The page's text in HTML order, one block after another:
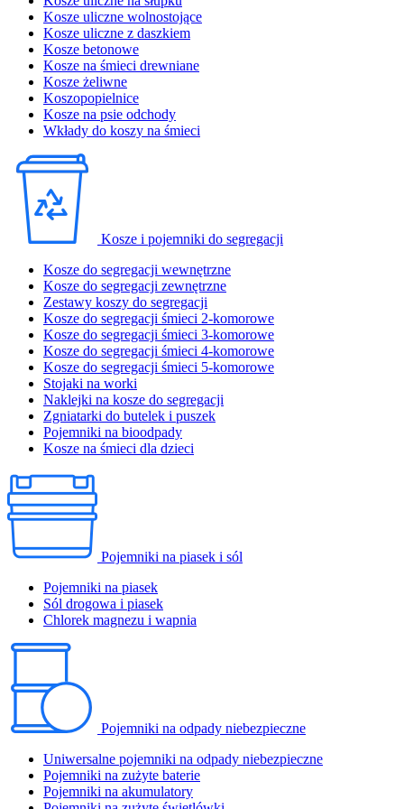
Kosze uliczne wolnostojące
Kosze uliczne z daszkiem
Kosze betonowe
Kosze na śmieci drewniane
Kosze żeliwne
Koszopopielnice
Kosze na psie odchody
Wkłady do koszy na śmieci
Kosze i pojemniki do segregacji
Kosze do segregacji wewnętrzne
Kosze do segregacji zewnętrzne
Zestawy koszy do segregacji
Kosze do segregacji śmieci 2-komorowe
Kosze do segregacji śmieci 3-komorowe
Kosze do segregacji śmieci 4-komorowe
Kosze do segregacji śmieci 5-komorowe
Stojaki na worki
Naklejki na kosze do segregacji
Zgniatarki do butelek i puszek
Pojemniki na bioodpady
Kosze na śmieci dla dzieci
Pojemniki na piasek i sól
Pojemniki na piasek
Sól drogowa i piasek
Chlorek magnezu i wapnia
Pojemniki na odpady niebezpieczne
Uniwersalne pojemniki na odpady niebezpieczne
Pojemniki na zużyte baterie
Pojemniki na akumulatory